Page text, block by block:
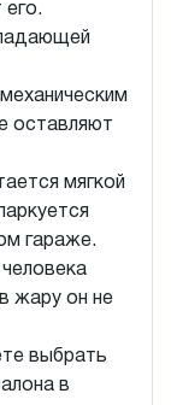
его.
оставляют
мягкой
гараже.
человека
жару он не
выбрать
в